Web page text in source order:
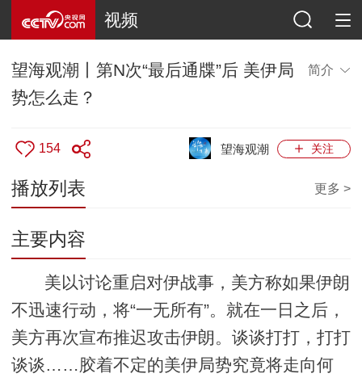
视频
望海观潮丨第N次“最后通牒”后 美伊局
势怎么走？
简介
154 关注
望海观潮
播放列表 更多 >
主要内容
美以讨论重启对伊战事，美方称如果伊朗
不迅速行动，将“一无所有”。就在一日之后，
美方再次宣布推迟攻击伊朗。谈谈打打，打打
谈谈……胶着不定的美伊局势究竟将走向何